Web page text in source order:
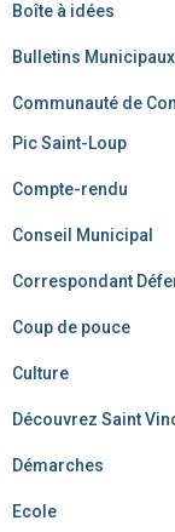
Boîte à idées
Bulletins Municipaux
Communauté de
Pic Saint-Loup
Compte-rendu
Conseil Municipal
Correspondant
Coup de pouce
Culture
Découvrez Saint
Démarches
Ecole